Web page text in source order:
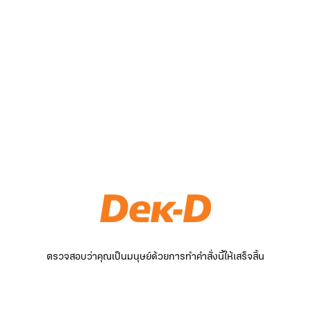
ตรวจสอบว่าคุณเป็นมนุษย์ด้วยการทำคำสั่งนี้ให้เสร็จสิ้น